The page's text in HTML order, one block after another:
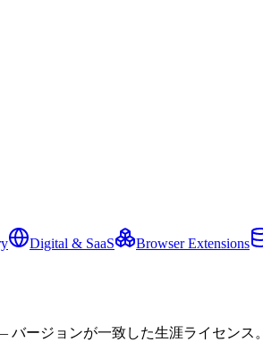
Digital & SaaS Browser Extensions
ージョンが一致した生涯ライセンス。